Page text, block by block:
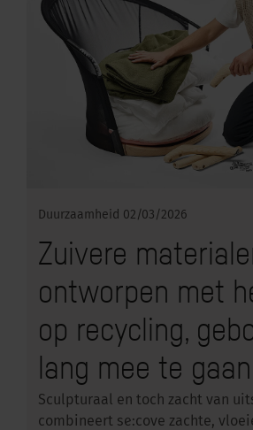
Duurzaamheid 02/03/2026
Zuivere
ontworpen met
op recycling,
lang mee te gaan
Sculpturaal en toch zacht van
combineert se:cove zachte,